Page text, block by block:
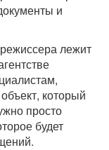
и
лежит
который
просто
будет